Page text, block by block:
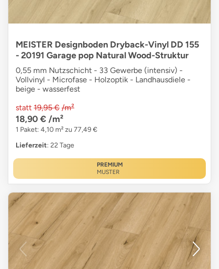
MEISTER Designboden Dryback-Vinyl DD 155
- 20191 Garage pop Natural Wood-Struktur
0,55 mm Nutzschicht - 33 Gewerbe (intensiv) -
Vollvinyl - Microfase - Holzoptik - Landhausdiele -
beige - wasserfest
statt 19,95 € /m²
18,90 € /m²
1 Paket: 4,10 m² zu 77,49 €
Lieferzeit: 22 Tage
PREMIUM
MUSTER